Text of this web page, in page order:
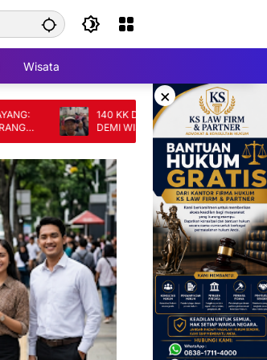
Wisata
×
140 KK DI CIANJUR TERANCAM DIGUSUR
DEMI WISATA, SKEMA GANTI RUGI DINILAI
TAK ADIL